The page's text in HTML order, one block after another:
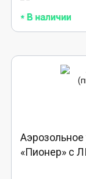
Аэрозольное
«Пионер» с